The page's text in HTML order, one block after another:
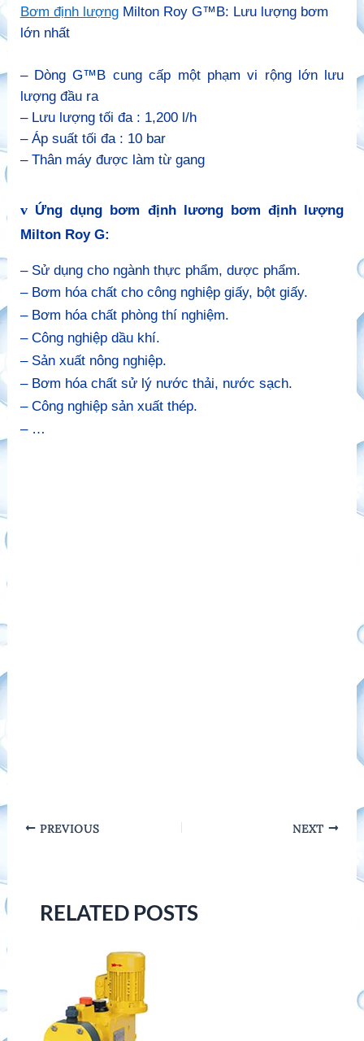
Bơm định lượngMilton Roy G™B: Lưu lượng bơm
lớn nhất
– Dòng G™B cung cấp một phạm vi rộng lớn lưu
lượng đầu ra
– Lưu lượng tối đa : 1,200 l/h
– Áp suất tối đa : 10 bar
– Thân máy được làm từ gang
v Ứng dụng bơm định lương bơm định lượng
Milton Roy G:
– Sử dụng cho ngành thực phẩm, dược phẩm.
– Bơm hóa chất cho công nghiệp giấy, bột giấy.
– Bơm hóa chất phòng thí nghiệm.
– Công nghiệp dầu khí.
– Sản xuất nông nghiệp.
– Bơm hóa chất sử lý nước thải, nước sạch.
– Công nghiệp sản xuất thép.
– …
Post PREVIOUS NEXT
RELATED POSTS